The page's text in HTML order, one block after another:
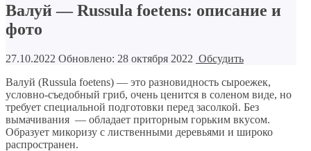
Валуй — Russula foetens: описание и
фото
27.10.2022 Обновлено: 28 октября 2022 Обсудить
Валуй (Russula foetens) — это разновидность сыроежек,
условно-съедобный гриб, очень ценится в соленом виде, но
требует специальной подготовки перед засолкой. Без
вымачивания — обладает приторным горьким вкусом.
Образует микоризу с лиственными деревьями и широко
распространен.